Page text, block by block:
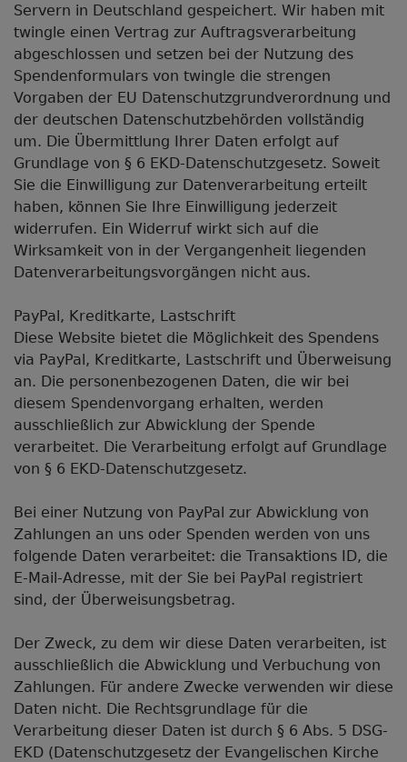
Servern in Deutschland gespeichert. Wir haben mit
twingle einen Vertrag zur Auftragsverarbeitung
abgeschlossen und setzen bei der Nutzung des
Spendenformulars von twingle die strengen
Vorgaben der EU Datenschutzgrundverordnung und
der deutschen Datenschutzbehörden vollständig
um. Die Übermittlung Ihrer Daten erfolgt auf
Grundlage von § 6 EKD-Datenschutzgesetz. Soweit
Sie die Einwilligung zur Datenverarbeitung erteilt
haben, können Sie Ihre Einwilligung jederzeit
widerrufen. Ein Widerruf wirkt sich auf die
Wirksamkeit von in der Vergangenheit liegenden
Datenverarbeitungsvorgängen nicht aus.
PayPal, Kreditkarte, Lastschrift
Diese Website bietet die Möglichkeit des Spendens
via PayPal, Kreditkarte, Lastschrift und Überweisung
an. Die personenbezogenen Daten, die wir bei
diesem Spendenvorgang erhalten, werden
ausschließlich zur Abwicklung der Spende
verarbeitet. Die Verarbeitung erfolgt auf Grundlage
von § 6 EKD-Datenschutzgesetz.
Bei einer Nutzung von PayPal zur Abwicklung von
Zahlungen an uns oder Spenden werden von uns
folgende Daten verarbeitet: die Transaktions ID, die
E-Mail-Adresse, mit der Sie bei PayPal registriert
sind, der Überweisungsbetrag.
Der Zweck, zu dem wir diese Daten verarbeiten, ist
ausschließlich die Abwicklung und Verbuchung von
Zahlungen. Für andere Zwecke verwenden wir diese
Daten nicht. Die Rechtsgrundlage für die
Verarbeitung dieser Daten ist durch § 6 Abs. 5 DSG-
EKD (Datenschutzgesetz der Evangelischen Kirche